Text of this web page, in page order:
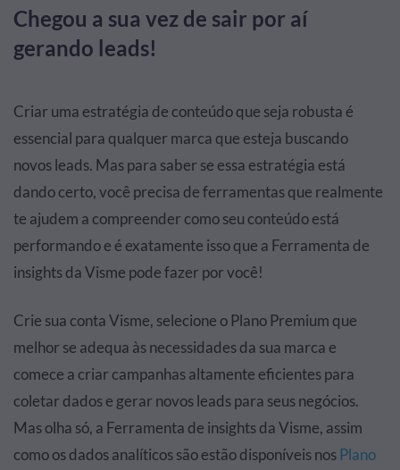
Chegou a sua vez de sair por aí
gerando leads!
Criar uma estratégia de conteúdo que seja robusta é
essencial para qualquer marca que esteja buscando
novos leads. Mas para saber se essa estratégia está
dando certo, você precisa de ferramentas que realmente
te ajudem a compreender como seu conteúdo está
performando e é exatamente isso que a Ferramenta de
insights da Visme pode fazer por você!
Crie sua conta Visme, selecione o Plano Premium que
melhor se adequa às necessidades da sua marca e
comece a criar campanhas altamente eficientes para
coletar dados e gerar novos leads para seus negócios.
Mas olha só, a Ferramenta de insights da Visme, assim
como os dados analíticos são estão disponíveis nosPlano